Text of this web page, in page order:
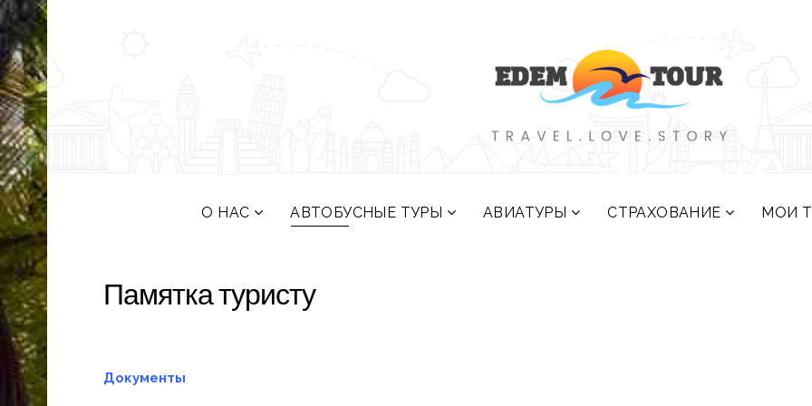
О НАС АВТОБУСНЫЕ ТУРЫ АВИАТУРЫ СТРАХОВАНИЕ МОИ
Памятка туристу
Документы